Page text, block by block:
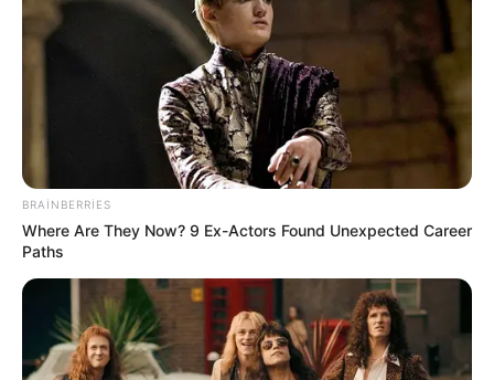
17:35 / 06 Avqust 2026
Başqalarının sənədləri ilə sərhədi
keçməkistədilər
BRAINBERRIES
Where Are They Now? 9 Ex-Actors Found Unexpected Career
Paths